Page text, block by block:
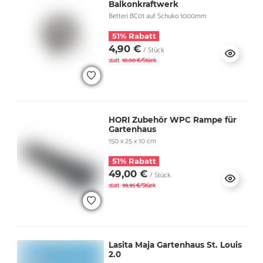
Balkonkraftwerk
Betteri BC01 auf Schuko 1000mm
51% Rabatt
4,90 € / Stück
statt 10,00 €/Stück
HORI Zubehör WPC Rampe für
Gartenhaus
150 x 25 x 10 cm
51% Rabatt
49,00 € / Stück
statt 99,95 €/Stück
Lasita Maja Gartenhaus St. Louis
2.0